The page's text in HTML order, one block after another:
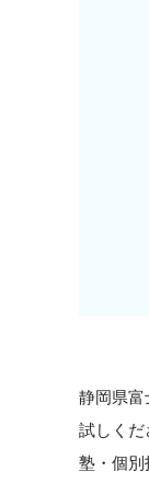
静岡県富
試しくだ
塾・個別